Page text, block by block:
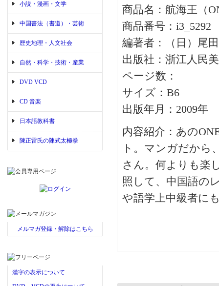
小説・漫画・文学
中国書法（書道）・芸術
歴史地理・人文社会
自然・科学・技術・産業
DVD VCD
CD 音楽
日本語教科書
陳正雷氏の陳式太極拳
メルマガ登録・解除はこちら
漢字の表示について
商品名：航海王（
商品番号：i3_5292
編著者：（日）尾
出版社：浙江人民
ページ数：
サイズ：B6
出版年月：2009年
内容紹介：あの
ト。マンガだから
さん。何よりも楽
照して、中国語の
や語学上中級者に